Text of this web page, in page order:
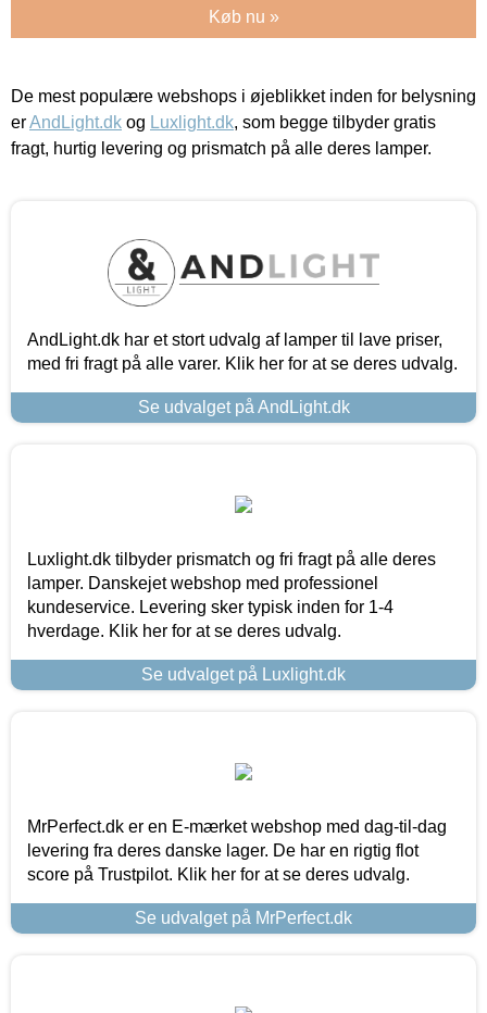
Køb nu »
De mest populære webshops i øjeblikket inden for belysning
erAndLight.dk og Luxlight.dk, som begge tilbyder gratis
fragt, hurtig levering og prismatch på alle deres lamper.
AndLight.dk har et stort udvalg af lamper til lave priser,
med fri fragt på alle varer. Klik her for at se deres udvalg.
Se udvalget på AndLight.dk
Luxlight.dk tilbyder prismatch og fri fragt på alle deres
lamper. Danskejet webshop med professionel
kundeservice. Levering sker typisk inden for 1-4
hverdage. Klik her for at se deres udvalg.
Se udvalget på Luxlight.dk
MrPerfect.dk er en E-mærket webshop med dag-til-dag
levering fra deres danske lager. De har en rigtig flot
score på Trustpilot. Klik her for at se deres udvalg.
Se udvalget på MrPerfect.dk